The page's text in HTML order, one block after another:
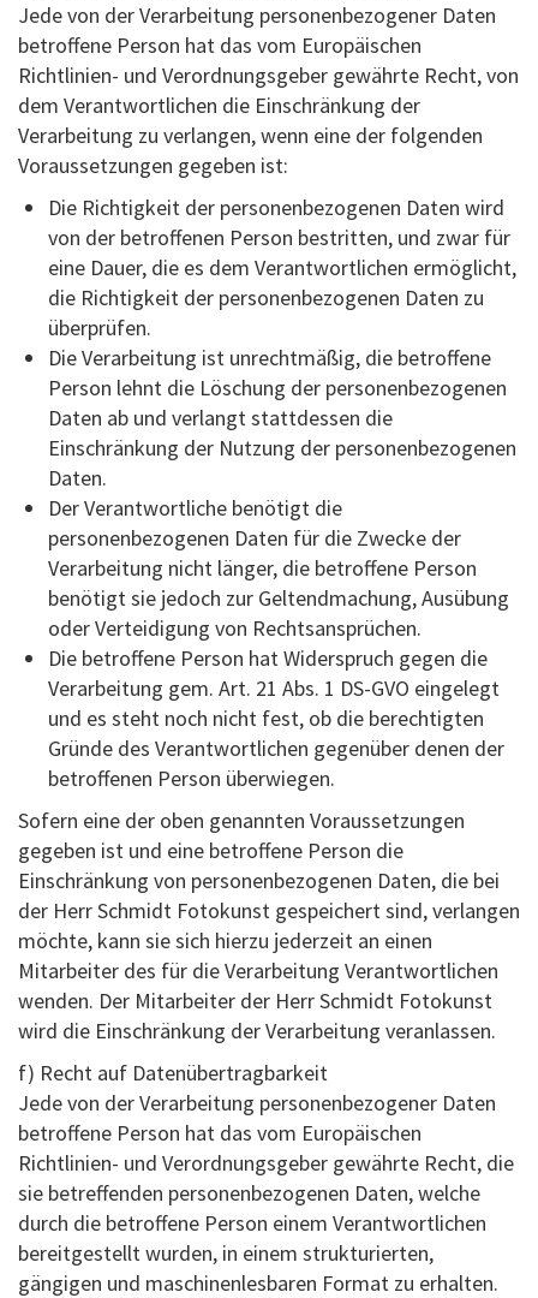
Jede von der Verarbeitung personenbezogener Daten
betroffene Person hat das vom Europäischen
Richtlinien- und Verordnungsgeber gewährte Recht, von
dem Verantwortlichen die Einschränkung der
Verarbeitung zu verlangen, wenn eine der folgenden
Voraussetzungen gegeben ist:
Die Richtigkeit der personenbezogenen Daten wird
von der betroffenen Person bestritten, und zwar für
eine Dauer, die es dem Verantwortlichen ermöglicht,
die Richtigkeit der personenbezogenen Daten zu
überprüfen.
Die Verarbeitung ist unrechtmäßig, die betroffene
Person lehnt die Löschung der personenbezogenen
Daten ab und verlangt stattdessen die
Einschränkung der Nutzung der personenbezogenen
Daten.
Der Verantwortliche benötigt die
personenbezogenen Daten für die Zwecke der
Verarbeitung nicht länger, die betroffene Person
benötigt sie jedoch zur Geltendmachung, Ausübung
oder Verteidigung von Rechtsansprüchen.
Die betroffene Person hat Widerspruch gegen die
Verarbeitung gem. Art. 21 Abs. 1 DS-GVO eingelegt
und es steht noch nicht fest, ob die berechtigten
Gründe des Verantwortlichen gegenüber denen der
betroffenen Person überwiegen.
Sofern eine der oben genannten Voraussetzungen
gegeben ist und eine betroffene Person die
Einschränkung von personenbezogenen Daten, die bei
der Herr Schmidt Fotokunst gespeichert sind, verlangen
möchte, kann sie sich hierzu jederzeit an einen
Mitarbeiter des für die Verarbeitung Verantwortlichen
wenden. Der Mitarbeiter der Herr Schmidt Fotokunst
wird die Einschränkung der Verarbeitung veranlassen.
f) Recht auf Datenübertragbarkeit
Jede von der Verarbeitung personenbezogener Daten
betroffene Person hat das vom Europäischen
Richtlinien- und Verordnungsgeber gewährte Recht, die
sie betreffenden personenbezogenen Daten, welche
durch die betroffene Person einem Verantwortlichen
bereitgestellt wurden, in einem strukturierten,
gängigen und maschinenlesbaren Format zu erhalten.